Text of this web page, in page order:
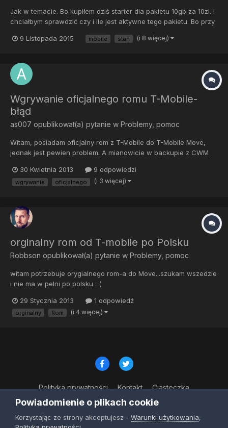
Jak w temacie. Bo kupiłem dziś starter dla pakietu 10gb za 10zl. I
chciałbym sprawdzić czy i ile jest aktywne tego pakietu. Bo przy
mi że numer nie jest z play.... Po wejściu w menu*111#
9 Listopada 2015 mobile stan (i 8 więcej)
Wgrywanie oficjalnego romu T-Mobile-
błąd
as007 opublikował(a) pytanie w Problemy, pomoc
Witam, posiadam oficjalny rom z T-Mobile do T-Mobile Move,
jednak jest pewien problem. A mianowicie w backupie z CWM
Czy jest możliwość, aby wgrać backup ze zmienionym
build.prop?
30 Kwietnia 2013 9 odpowiedzi
wgrywanie oficjalnego (i 3 więcej)
orginalny rom od T-mobile po Polsku
Robbson opublikował(a) pytanie w Problemy, pomoc
witam potrzebuje orygialnego rom-a do Move...szukam wszedzie
i nie ma w pelni po polsku : (
29 Stycznia 2013 1 odpowiedź
orginalny Rom (i 4 więcej)
Polityka prywatności Kontakt Ciasteczka
© Copyright 2023
Powered by Invision Community
Powiadomienie o plikach cookie
Korzystając ze strony akceptujesz - Warunki użytkowania,